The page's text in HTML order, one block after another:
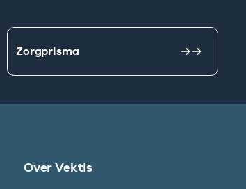
Zorgprisma
Over Vektis